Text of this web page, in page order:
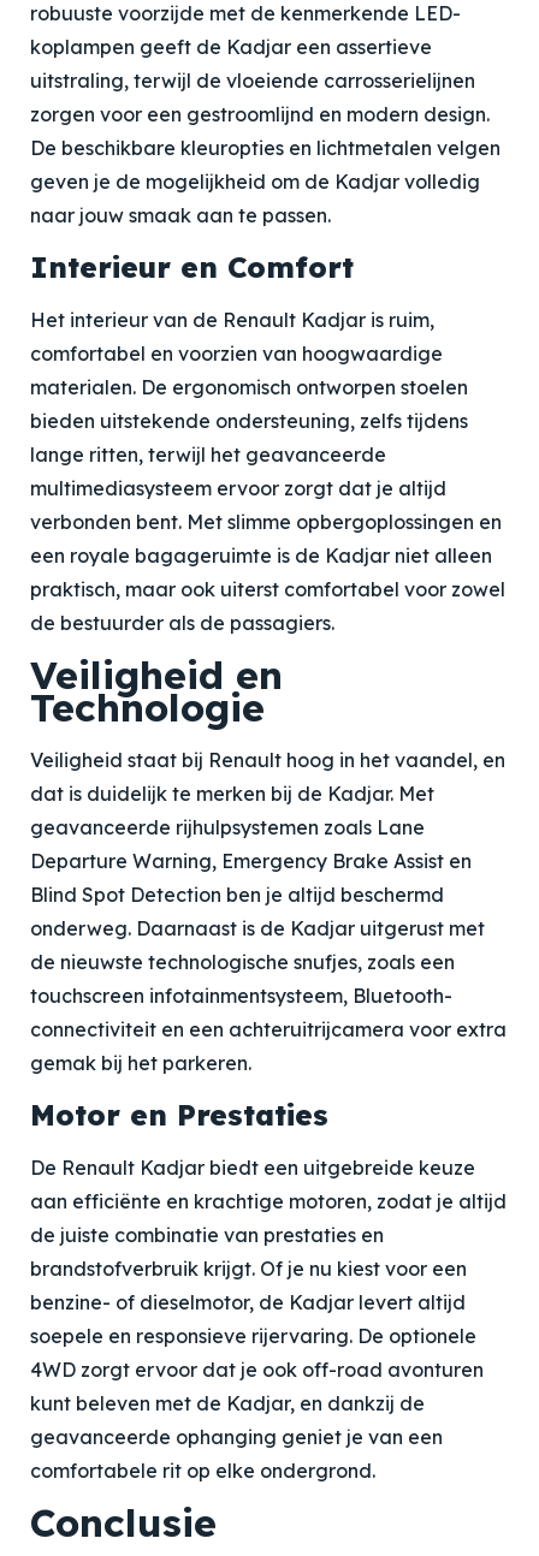
robuuste voorzijde met de kenmerkende LED-
koplampen geeft de Kadjar een assertieve
uitstraling, terwijl de vloeiende carrosserielijnen
zorgen voor een gestroomlijnd en modern design.
De beschikbare kleuropties en lichtmetalen velgen
geven je de mogelijkheid om de Kadjar volledig
naar jouw smaak aan te passen.
Interieur en Comfort
Het interieur van de Renault Kadjar is ruim,
comfortabel en voorzien van hoogwaardige
materialen. De ergonomisch ontworpen stoelen
bieden uitstekende ondersteuning, zelfs tijdens
lange ritten, terwijl het geavanceerde
multimediasysteem ervoor zorgt dat je altijd
verbonden bent. Met slimme opbergoplossingen en
een royale bagageruimte is de Kadjar niet alleen
praktisch, maar ook uiterst comfortabel voor zowel
de bestuurder als de passagiers.
Veiligheid en
Technologie
Veiligheid staat bij Renault hoog in het vaandel, en
dat is duidelijk te merken bij de Kadjar. Met
geavanceerde rijhulpsystemen zoals Lane
Departure Warning, Emergency Brake Assist en
Blind Spot Detection ben je altijd beschermd
onderweg. Daarnaast is de Kadjar uitgerust met
de nieuwste technologische snufjes, zoals een
touchscreen infotainmentsysteem, Bluetooth-
connectiviteit en een achteruitrijcamera voor extra
gemak bij het parkeren.
Motor en Prestaties
De Renault Kadjar biedt een uitgebreide keuze
aan efficiënte en krachtige motoren, zodat je altijd
de juiste combinatie van prestaties en
brandstofverbruik krijgt. Of je nu kiest voor een
benzine- of dieselmotor, de Kadjar levert altijd
soepele en responsieve rijervaring. De optionele
4WD zorgt ervoor dat je ook off-road avonturen
kunt beleven met de Kadjar, en dankzij de
geavanceerde ophanging geniet je van een
comfortabele rit op elke ondergrond.
Conclusie